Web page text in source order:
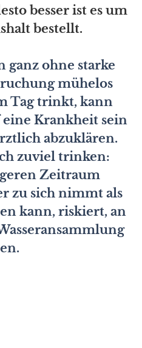
besser ist es um
bestellt.
ganz ohne starke
mühelos
Tag trinkt, kann
Krankheit sein
abzuklären.
zuviel trinken:
Zeitraum
zu sich nimmt als
kann, riskiert, an